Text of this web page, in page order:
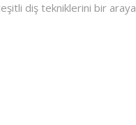
diş tekniklerini bir araya